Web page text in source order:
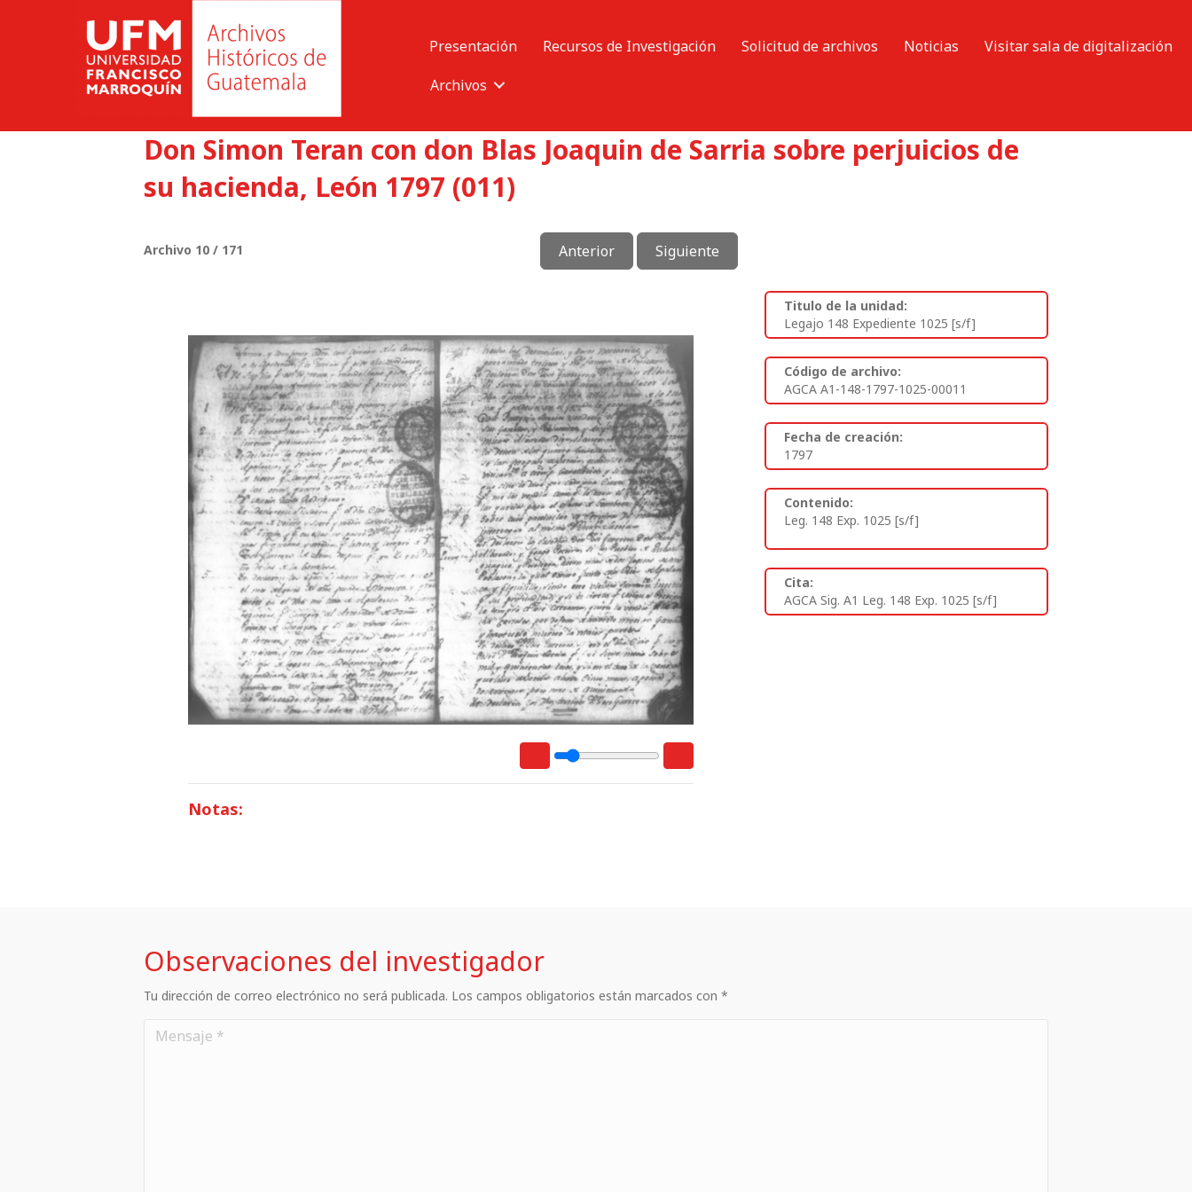
Presentación Recursos de Investigación Solicitud de archivos Noticias
Visitar sala de digitalización
Archivos
Don Simon Teran con don Blas Joaquin de Sarria sobre perjuicios de
su hacienda, León 1797 (011)
Archivo 10 / 171 Anterior Siguiente
Notas:
Titulo de la unidad:
Legajo 148 Expediente 1025 [s/f]
Código de archivo:
AGCA A1-148-1797-1025-00011
Fecha de creación:
1797
Contenido:
Leg. 148 Exp. 1025 [s/f]
Cita:
AGCA Sig. A1 Leg. 148 Exp. 1025 [s/f]
Observaciones del investigador
Tu dirección de correo electrónico no será publicada. Los campos obligatorios están marcados con *